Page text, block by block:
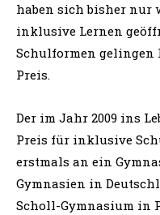
haben sich bisher nur
inklusive Lernen
Schulformen gelingen
Preis.
Der im Jahr 2009 ins
Preis für inklusive
erstmals an ein
Gymnasien in
Scholl-Gymnasium in